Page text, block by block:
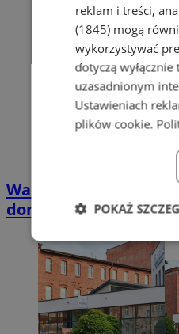
Wakacyjny
domkach
reklam i treści,
(1845)mogą
wykorzystywać
dotyczą
uzasadnionym
Ustawieniach
plików cookie.
POKAŻ
Niezbędne